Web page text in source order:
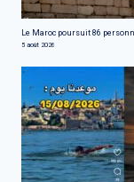
Le Maroc poursuit 86
5 août 2026